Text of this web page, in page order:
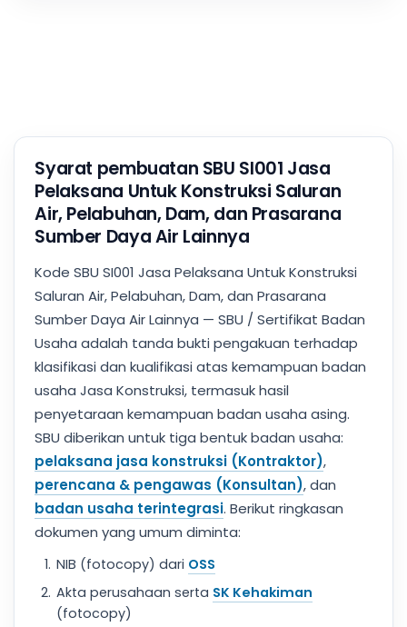
Syarat pembuatan SBU SI001 Jasa
Pelaksana Untuk Konstruksi Saluran
Air, Pelabuhan, Dam, dan Prasarana
Sumber Daya Air Lainnya
Kode SBU SI001 Jasa Pelaksana Untuk Konstruksi
Saluran Air, Pelabuhan, Dam, dan Prasarana
Sumber Daya Air Lainnya — SBU / Sertifikat Badan
Usaha adalah tanda bukti pengakuan terhadap
klasifikasi dan kualifikasi atas kemampuan badan
usaha Jasa Konstruksi, termasuk hasil
penyetaraan kemampuan badan usaha asing.
SBU diberikan untuk tiga bentuk badan usaha:
pelaksana jasa konstruksi (Kontraktor),
perencana & pengawas (Konsultan), dan
badan usaha terintegrasi. Berikut ringkasan
dokumen yang umum diminta:
NIB (fotocopy) dari OSS
Akta perusahaan serta SK Kehakiman
(fotocopy)